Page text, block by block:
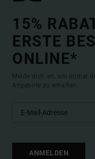
15%
ERSTE
ONLINE*
Melde dich an, um immer
Angebote zu erhalten.
ANMELDEN